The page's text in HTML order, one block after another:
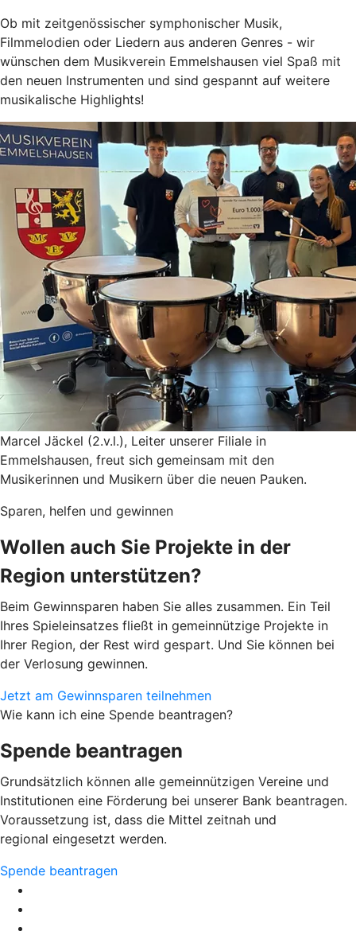
Ob mit zeitgenössischer symphonischer Musik,
Filmmelodien oder Liedern aus anderen Genres - wir
wünschen dem Musikverein Emmelshausen viel Spaß mit
den neuen Instrumenten und sind gespannt auf weitere
musikalische Highlights!
Marcel Jäckel (2.v.l.), Leiter unserer Filiale in
Emmelshausen, freut sich gemeinsam mit den
Musikerinnen und Musikern über die neuen Pauken.
Sparen, helfen und gewinnen
Wollen auch Sie Projekte in der
Region unterstützen?
Beim Gewinnsparen haben Sie alles zusammen. Ein Teil
Ihres Spieleinsatzes fließt in gemeinnützige Projekte in
Ihrer Region, der Rest wird gespart. Und Sie können bei
der Verlosung gewinnen.
Jetzt am Gewinnsparen teilnehmen
Wie kann ich eine Spende beantragen?
Spende beantragen
Grundsätzlich können alle gemeinnützigen Vereine und
Institutionen eine Förderung bei unserer Bank beantragen.
Voraussetzung ist, dass die Mittel zeitnah und
regional eingesetzt werden.
Spende beantragen